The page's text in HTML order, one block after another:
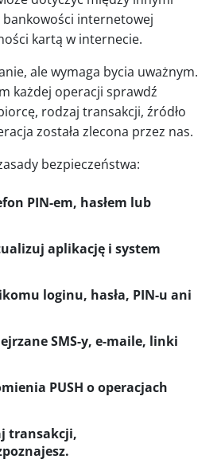
internetowej
kartą w internecie.
ale wymaga bycia uważnym.
każdej operacji sprawdź
rodzaj transakcji, źródło
została zlecona przez nas.
bezpieczeństwa:
PIN-em, hasłem lub
aplikację i system
loginu, hasła, PIN-u ani
SMS-y, e-maile, linki
PUSH o operacjach
transakcji,